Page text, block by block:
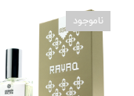
ناموجود